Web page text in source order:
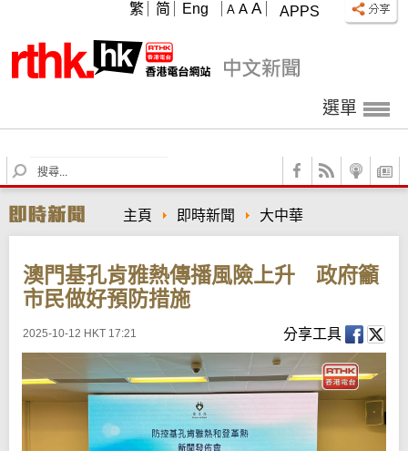
APPS
A A A
繁 简 Eng
選單
S
e
r
c
主頁 即時新聞 大中華
澳門基孔肯雅熱傳播風險上升 政府籲
市民做好預防措施
2025-10-12 HKT 17:21 分享工具